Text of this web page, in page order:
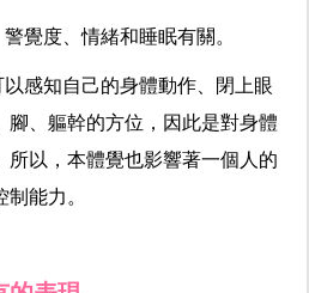
覺度、情緒和睡眠有關。
感知自己的身體動作、閉上眼
腳、軀幹的方位，因此是對身體
所以，本體覺也影響著一個人的
能力。